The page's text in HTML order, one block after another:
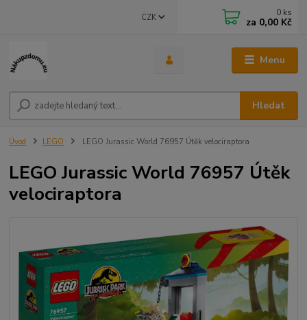
Menu
CZK
Hledat
0 ks
za 0,00 Kč
Úvod LEGO LEGO Jurassic World 76957 Útěk velociraptora
LEGO Jurassic World 76957 Útěk
velociraptora